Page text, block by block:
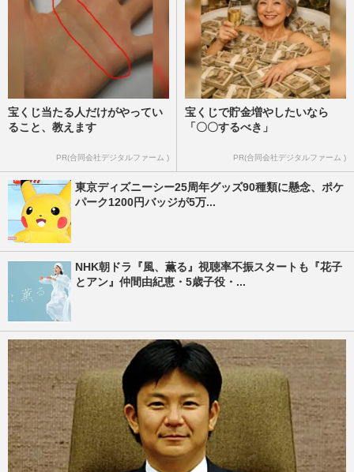
宝くじ当たる人だけがやってい
ること、教えます
PR(合同会社デジタルファーム )
宝くじで貯金増やしたいなら
「〇〇するべき」
PR(合同会社デジタルファーム )
東京ディズニーシー25周年グッズ90種類に懸念、ポケ
パーク1200円バッジが5万...
NHK朝ドラ『風、薫る』視聴率不振スタートも『花子
とアン』仲間由紀恵・5歳子役・...